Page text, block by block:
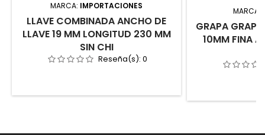
MARCA: IMPORTACIONES
LLAVE COMBINADA ANCHO DE
LLAVE 19 MM LONGITUD 230 MM
SIN CHI
Reseña(s): 0
MARCA:
GRAPA
10MM FINA